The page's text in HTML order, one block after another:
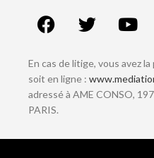
En cas de litige, vous avez
soit en ligne :
adressé à AME CONSO,
PARIS.